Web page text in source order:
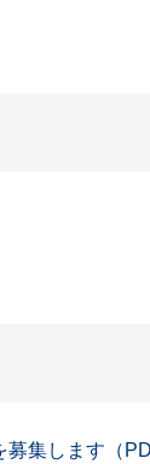
集します（